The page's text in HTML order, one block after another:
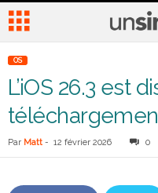
OS
L’iOS 26.3 est
Par Matt - 12 février 2026 0